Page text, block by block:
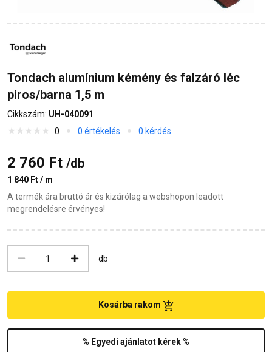
Tondach alumínium kémény és falzáró léc
piros/barna 1,5 m
Cikkszám: UH-040091
0
0 értékelés 0 kérdés
2 760 Ft /db
1 840 Ft / m
A termék ára bruttó ár és kizárólag a webshopon leadott
megrendelésre érvényes!
db
% Egyedi ajánlatot kérek %
Kosárba rakom